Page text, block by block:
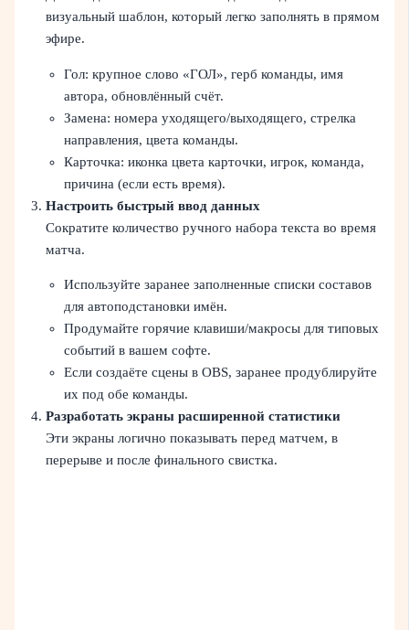
визуальный шаблон, который легко заполнять в прямом
эфире.
Гол: крупное слово «ГОЛ», герб команды, имя
автора, обновлённый счёт.
Замена: номера уходящего/выходящего, стрелка
направления, цвета команды.
Карточка: иконка цвета карточки, игрок, команда,
причина (если есть время).
Настроить быстрый ввод данных
Сократите количество ручного набора текста во время
матча.
Используйте заранее заполненные списки составов
для автоподстановки имён.
Продумайте горячие клавиши/макросы для типовых
событий в вашем софте.
Если создаёте сцены в OBS, заранее продублируйте
их под обе команды.
Разработать экраны расширенной статистики
Эти экраны логично показывать перед матчем, в
перерыве и после финального свистка.